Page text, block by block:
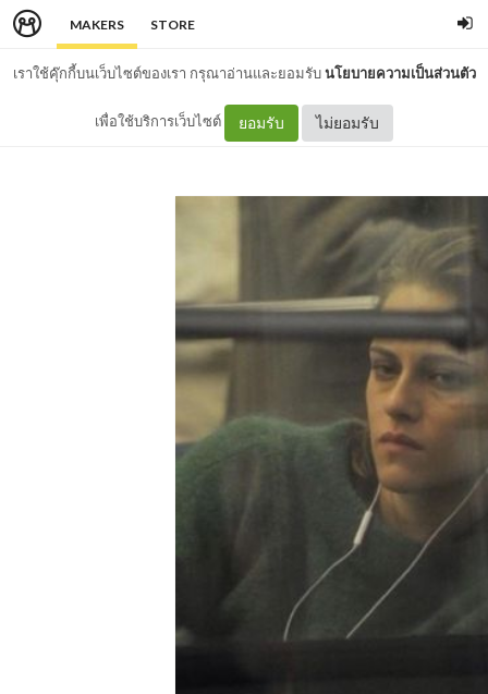
MAKERS STORE
เราใช้คุ๊กกี้บนเว็บไซต์ของเรา กรุณาอ่านและยอมรับนโยบายความเป็นส่วนตัว
เพื่อใช้บริการเว็บไซต์ ยอมรับ ไม่ยอมรับ